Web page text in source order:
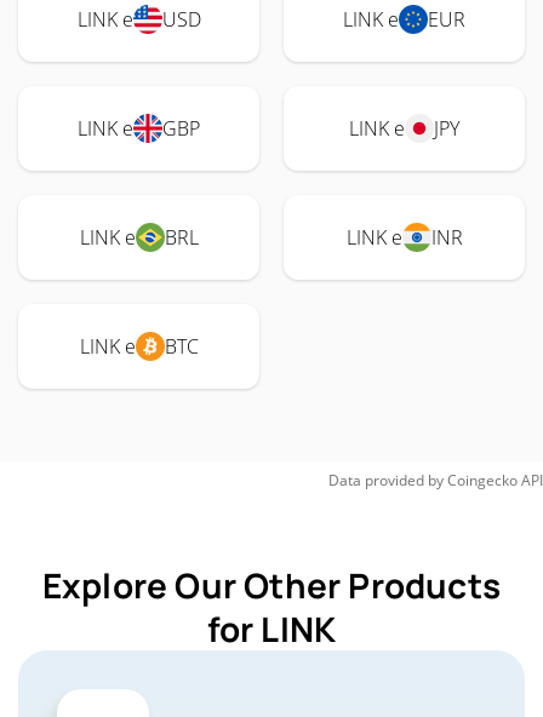
LINK e USD LINK e EUR
LINK e GBP LINK e JPY
LINK e BRL LINK e INR
LINK e BTC
Data provided byCoingeckoAPI
Explore Our Other Products
for LINK